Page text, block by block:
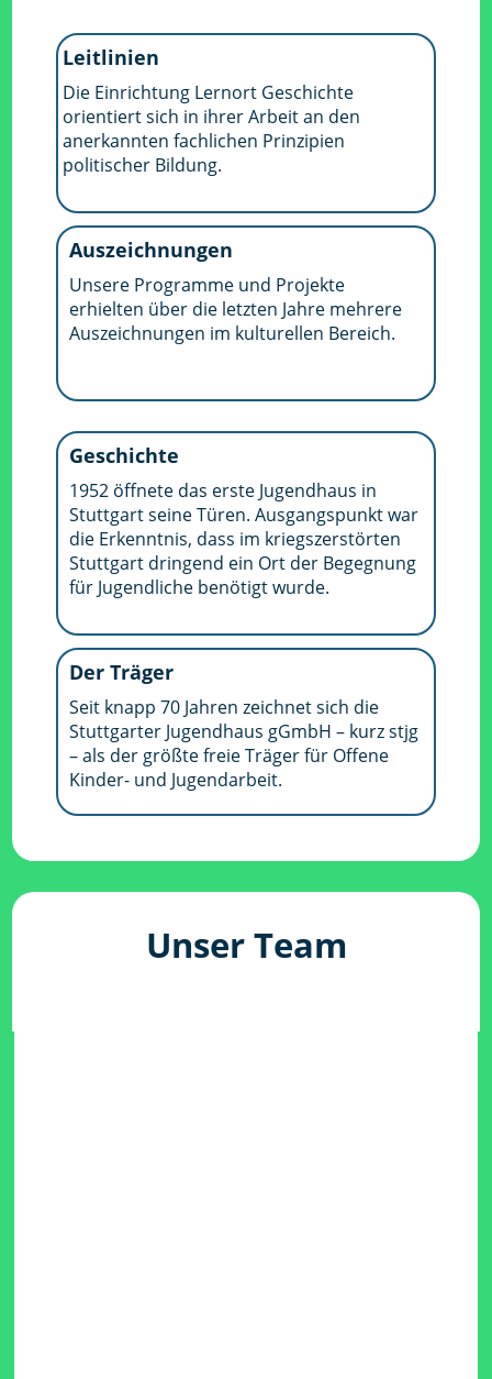
Leitlinien
Die Einrichtung Lernort Geschichte
orientiert sich in ihrer Arbeit an den
anerkannten fachlichen Prinzipien
politischer Bildung.
Auszeichnungen
Unsere Programme und Projekte
erhielten über die letzten Jahre mehrere
Auszeichnungen im kulturellen Bereich.
Geschichte
1952 öffnete das erste Jugendhaus in
Stuttgart seine Türen. Ausgangspunkt war
die Erkenntnis, dass im kriegszerstörten
Stuttgart dringend ein Ort der Begegnung
für Jugendliche benötigt wurde.
Der Träger
Seit knapp 70 Jahren zeichnet sich die
Stuttgarter Jugendhaus gGmbH – kurz stjg
– als der größte freie Träger für Offene
Kinder- und Jugendarbeit.
Unser Team